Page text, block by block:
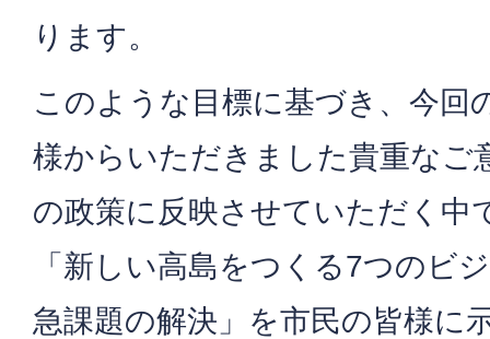
ります。
このような目標に基づき、今回
様からいただきました貴重なご
の政策に反映させていただく中
「新しい高島をつくる7つのビ
急課題の解決」を市民の皆様に